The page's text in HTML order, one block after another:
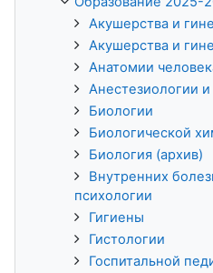
Акушерства и
Акушерства и
Анатомии
Анестезиологии
Биологии
Биологической
Биология (архив)
Внутренних
психологии
Гигиены
Гистологии
Госпитальной